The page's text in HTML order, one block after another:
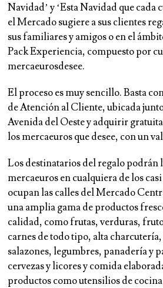
Navidad’ y ‘Esta Navidad que cada
el Mercado sugiere a sus clientes
sus familiares y amigos o en el
Pack Experiencia, compuesto por
mercaeurosdesee.
El proceso es muy sencillo. Basta
de Atención al Cliente, ubicada
Avenida del Oeste y adquirir
los mercaeuros que desee, con un
Los destinatarios del regalo podrán
mercaeuros en cualquiera de los
ocupan las calles del Mercado
una amplia gama de productos
calidad, como frutas, verduras,
carnes de todo tipo, alta
salazones, legumbres, panadería y
cervezas y licores y comida
productos como utensilios de